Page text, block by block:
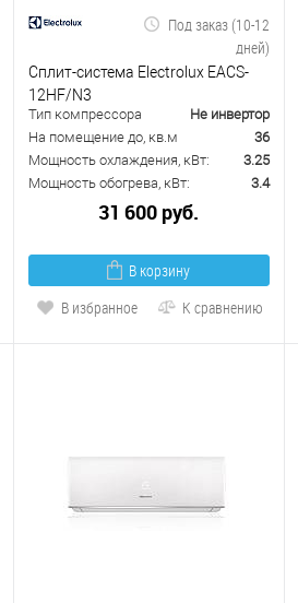
Под заказ (10-12
дней)
Сплит-система Electrolux EACS-
12HF/N3
Тип компрессора
Не инвертор
На помещение до, кв.м
36
Мощность охлаждения, кВт:
3.25
Мощность обогрева, кВт:
3.4
31 600 руб.
В корзину
В избранное
К сравнению